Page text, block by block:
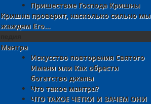
Пришествие Господа Кришны
Кришна проверит, насколько сильно мы
жаждем Его…
Мантра
Искусство повторения Святого
Имени или Как обрести
богатство джапы
Что такое мантра?
ЧТО ТАКОЕ ЧЕТКИ И ЗАЧЕМ ОНИ